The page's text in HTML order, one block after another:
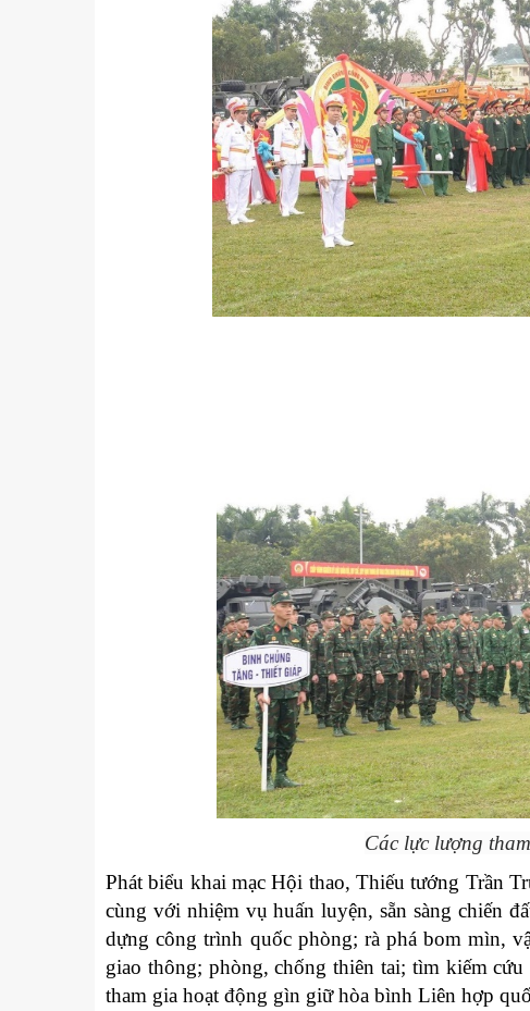
Các lực lượng
Phát biểu khai mạc Hội thao, Thiếu tướng Trần
cùng với nhiệm vụ huấn luyện, sẵn sàng chiến
dựng công trình quốc phòng; rà phá bom mìn,
giao thông; phòng, chống thiên tai; tìm kiếm
tham gia hoạt động gìn giữ hòa bình Liên hợp